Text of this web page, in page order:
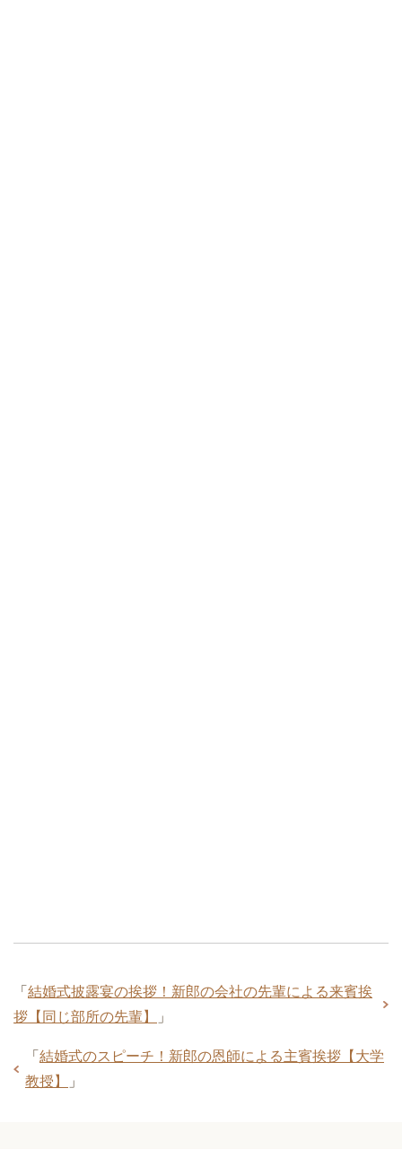
「 結婚式披露宴の挨拶！新郎の会社の先輩による来賓挨
拶【同じ部所の先輩】
」
「 結婚式のスピーチ！新郎の恩師による主賓挨拶【大学
教授】
」